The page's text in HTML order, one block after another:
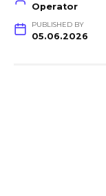
Operator
PUBLISHED BY
05.06.2026